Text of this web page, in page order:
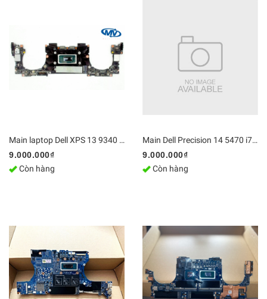
Main laptop Dell XPS 13 9340 / LA-L723P | DDR5 Bo mạch chủ Zin [Chính Hãng]
9.000.000₫
Còn hàng
Main Dell Precision 14 5470 i7-12800H RAM 32GB NVIDIA RTX A1000 CN-08DX30 LA-L621P | Bo mạch chủ Zin, Chính Hãng
9.000.000₫
Còn hàng